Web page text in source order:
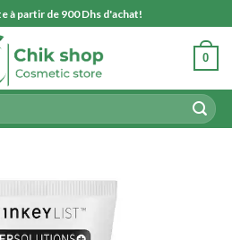
à partir de 900 Dhs d'achat!
0